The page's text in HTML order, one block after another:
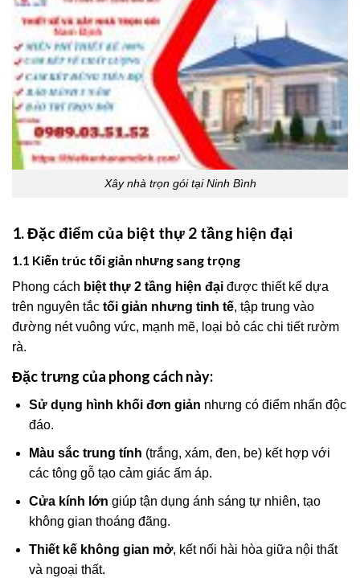
Xây nhà trọn gói tại Ninh Bình
1. Đặc điểm của biệt thự 2 tầng hiện đại
1.1 Kiến trúc tối giản nhưng sang trọng
Phong cách biệt thự 2 tầng hiện đại được thiết kế dựa
trên nguyên tắc tối giản nhưng tinh tế, tập trung vào
đường nét vuông vức, mạnh mẽ, loại bỏ các chi tiết rườm
rà.
Đặc trưng của phong cách này:
Sử dụng hình khối đơn giản nhưng có điểm nhấn độc
đáo.
Màu sắc trung tính (trắng, xám, đen, be) kết hợp với
các tông gỗ tạo cảm giác ấm áp.
Cửa kính lớn giúp tận dụng ánh sáng tự nhiên, tạo
không gian thoáng đãng.
Thiết kế không gian mở, kết nối hài hòa giữa nội thất
và ngoại thất.